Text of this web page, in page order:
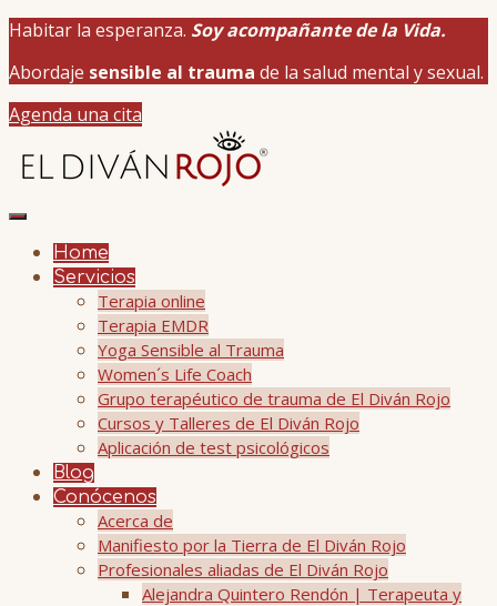
Habitar la esperanza. Soy acompañante de la Vida.
Abordaje sensible al trauma de la salud mental y sexual.
Agenda una cita
Home
Servicios
Terapia online
Terapia EMDR
Yoga Sensible al Trauma
Women´s Life Coach
Grupo terapéutico de trauma de El Diván Rojo
Cursos y Talleres de El Diván Rojo
Aplicación de test psicológicos
Blog
Conócenos
Acerca de
Manifiesto por la Tierra de El Diván Rojo
Profesionales aliadas de El Diván Rojo
Alejandra Quintero Rendón | Terapeuta y